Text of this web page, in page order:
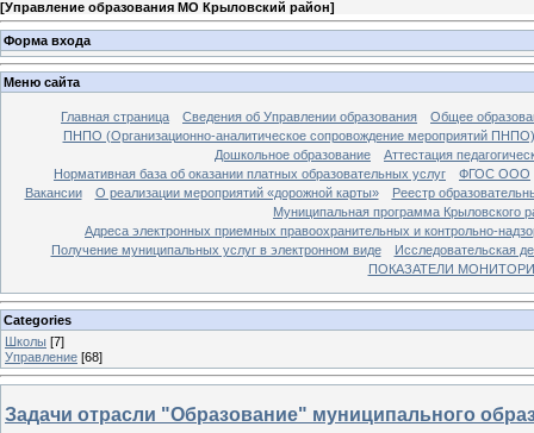
[Управление образования МО Крыловский район]
Форма входа
Меню сайта
Главная страница Сведения об Управлении образования
Общее
ПНПО (Организационно-аналитическое сопровождение мероприятий ПНПО)
Дошкольное образование
Аттестация
Нормативная база об оказании платных образовательных услуг
ФГОС ООО
Вакансии
О реализации мероприятий «дорожной карты»
Реестр
Муниципальная программа Крыловского
Адреса электронных приемных правоохранительных и контрольно-
Получение муниципальных услуг в электронном виде
Исследовательская
ПОКАЗАТЕЛИ
Categories
Школы [7]
Управление [68]
Задачи отрасли "Образование" муниципального